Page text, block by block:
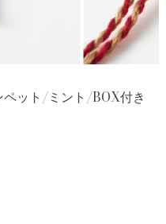
ット/ミント/BOX付き